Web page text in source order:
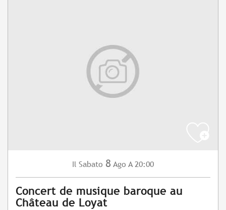
Il Sabato 8 Ago A 20:00
Concert de musique baroque au
Château de Loyat